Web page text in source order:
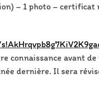
– 1 photo –
connaissance avant de
dernière. Il sera